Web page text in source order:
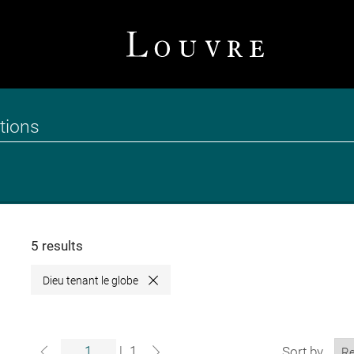
5 results
Dieu tenant le globe Close
| 1